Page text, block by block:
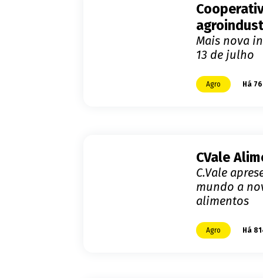
Mais nova
13 de julho
Agro Há
CVale
C.Vale
mundo a
alimentos
Agro Há